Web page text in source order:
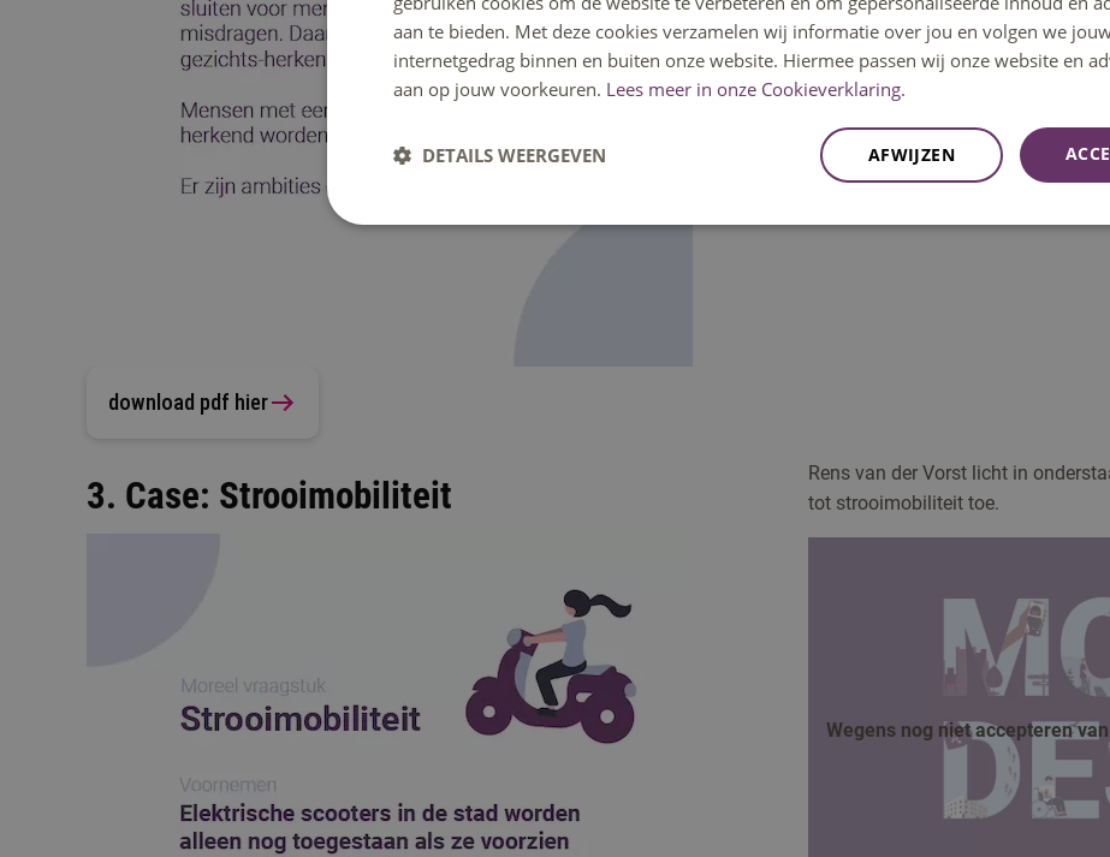
download pdf hier
3. Case: Strooimobiliteit
Rens van der Vorst licht in
tot strooimobiliteit toe.
Wegens nog niet accepteren
aan te bieden. Met deze cookies verzamelen wij informatie over jou en volgen we
internetgedrag binnen en buiten onze website. Hiermee passen wij onze website en
aan op jouw voorkeuren. Lees meer in onze Cookieverklaring.
AFWIJZEN
DETAILS WEERGEVEN